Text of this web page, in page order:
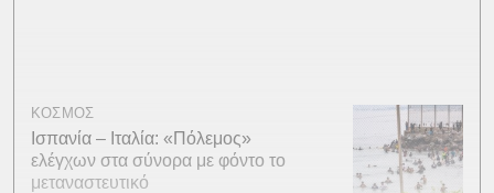
ΚΟΣΜΟΣ
Ισπανία – Ιταλία: «Πόλεμος»
ελέγχων στα σύνορα με φόντο το
μεταναστευτικό